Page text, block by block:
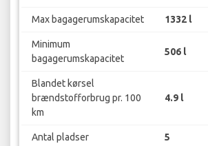
Max bagagerumskapacitet 1332 l
Minimum
bagagerumskapacitet
506 l
Blandet kørsel
brændstofforbrug pr. 100
km
4.9 l
Antal pladser 5